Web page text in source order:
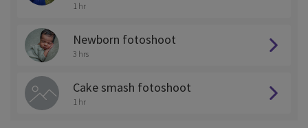
1 hr
Newborn fotoshoot
3 hrs
Cake smash fotoshoot
1 hr